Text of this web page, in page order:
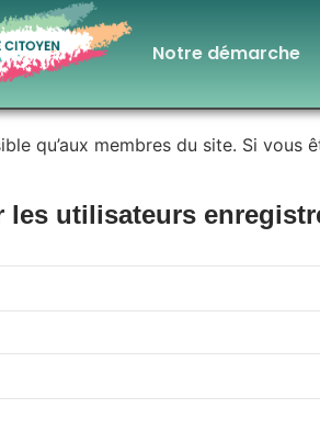
Notre démarche
qu’aux membres du site. Si
les utilisateurs